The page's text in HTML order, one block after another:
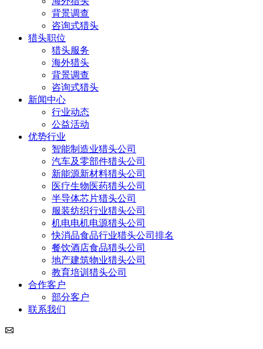
背景调查
咨询式猎头
猎头职位
猎头服务
海外猎头
背景调查
咨询式猎头
新闻中心
行业动态
公益活动
优势行业
智能制造业猎头公司
汽车及零部件猎头公司
新能源新材料猎头公司
医疗生物医药猎头公司
半导体芯片猎头公司
服装纺织行业猎头公司
机电电机电源猎头公司
快消品食品行业猎头公司排名
餐饮酒店食品猎头公司
地产建筑物业猎头公司
教育培训猎头公司
合作客户
部分客户
联系我们